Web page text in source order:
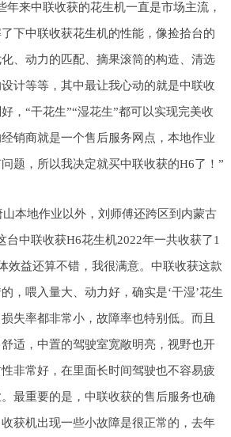
年来中联收获的花生机一直是市场主流，
下中联收获花生机的性能，像捡拾台的
、动力的匹配、摘果滚筒的构造、清选
计等等，其中最让我心动的就是中联收
，“干花生”“湿花生”都可以实现完美收
销商就是一个售后服务网点，本地作业
题，所以我决定就买中联收获的H6了！”
本地作业以外，刘师傅还跨区到内蒙古
台中联收获H6花生机2022年一共收获了1
效益还算不错，我很满意。中联收获这款
，喂入量大、动力好，确实是‘干湿’花生
失率都非常小，故障率也特别低。而且
适，中置的驾驶室宽敞明亮，视野也开
非常好，在里面长时间驾驶也不容易疲
最重要的是，中联收获的售后服务也确
获机出现一些小故障是很正常的，去年